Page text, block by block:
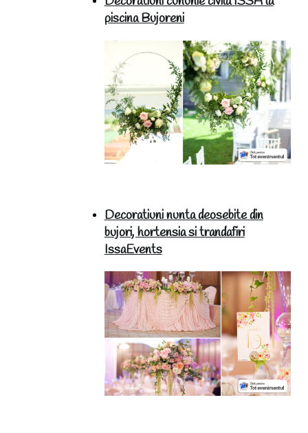
piscina Bujoreni
Decoratiuni nunta deosebite din
bujori, hortensia si trandafiri
IssaEvents